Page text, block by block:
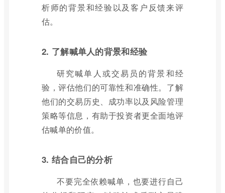
析师的背景和经验以及客户反馈来评
估。
2. 了解喊单人的背景和经验
研究喊单人或交易员的背景和经
验，评估他们的可靠性和准确性。了解
他们的交易历史、成功率以及风险管理
策略等信息，有助于投资者更全面地评
估喊单的价值。
3. 结合自己的分析
不要完全依赖喊单，也要进行自己